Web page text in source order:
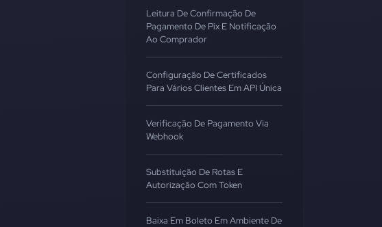
Leitura De Confirmação De
Pagamento De Pix E Notificação
Ao Comprador
Configuração De Certificados
Para Vários Clientes Em API Única
Verificação De Pagamento Via
Webhook
Substituição De Rotas E
Autorização Com Token
Baixa Em Boleto Em Ambiente De